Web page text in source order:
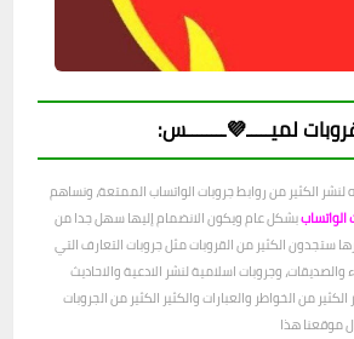
لميـــــ💜ــــــــس:
الكثير من روابط جروبات الواتساب الممتعة، ونساهم
بشكل عام ويكون الانضمام إليها سهل جدا من
ستجدون الكثير من القروبات مثل جروبات التعارف التي
وجروبات اسلامية لنشر الادعية والاحاديث
من الخواطر والعبارات والكثير الكثير من الجروبات
موقعنا هذا